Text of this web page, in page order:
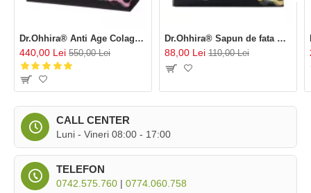
CALL CENTER
Luni - Vineri 08:00 - 17:00
TELEFON
0742.575.760 | 0774.060.758
Dr.Ohhira® Anti Age Colagen cu OM-X®, 10 fiole
440,00 Lei 550,00 Lei
Dr.Ohhira® Sapun de fata Kampuku cu probiotice OM-X®, 80 g
88,00 Lei 110,00 Lei